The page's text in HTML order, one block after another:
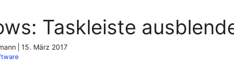
Taskleiste
15. März 2017